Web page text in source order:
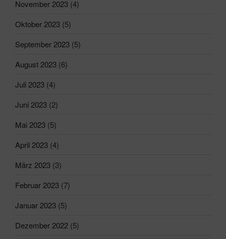
November 2023 (4)
Oktober 2023 (5)
September 2023 (5)
August 2023 (6)
Juli 2023 (4)
Juni 2023 (2)
Mai 2023 (5)
April 2023 (4)
März 2023 (3)
Februar 2023 (7)
Januar 2023 (5)
Dezember 2022 (5)